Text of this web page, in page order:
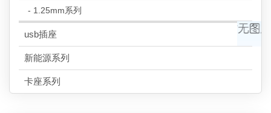
- 1.25mm系列
usb插座
新能源系列
卡座系列